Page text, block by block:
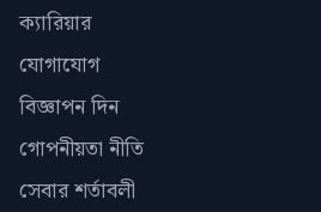
ক্যারিয়ার
যোগাযোগ
বিজ্ঞাপন দিন
গোপনীয়তা নীতি
সেবার শর্তাবলী